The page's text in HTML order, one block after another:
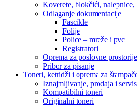
Koverete, blokčići, nalepnice,
Odlaganje dokumentacije
Fascikle
Folije
Police – mreže i pvc
Registratori
Oprema za poslovne prostorije
Pribor za pisanje
Toneri, ketridži i oprema za
Iznajmljivanje, prodaja i servis
Kompatibilni toneri
Originalni toneri